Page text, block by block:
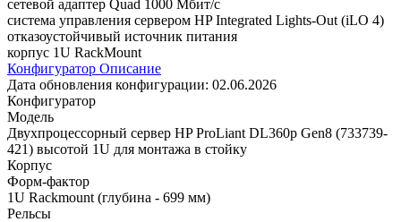
сетевой адаптер Quad 1000 Мбит/с
система управления сервером HP Integrated Lights-Out (iLO 4)
отказоустойчивый источник питания
корпус 1U RackMount
Конфигуратор Описание
Дата обновления конфигурации: 02.06.2026
Конфигуратор
Модель
Двухпроцессорный сервер HP ProLiant DL360p Gen8 (733739-
421) высотой 1U для монтажа в стойку
Корпус
Форм-фактор
1U Rackmount (глубина - 699 мм)
Рельсы